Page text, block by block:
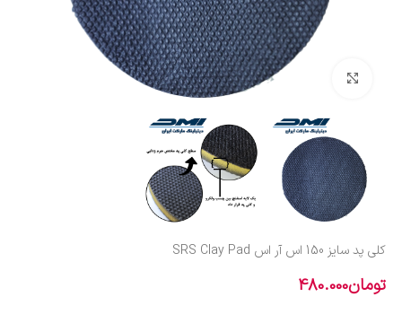
بزرگنمایی تصویر
کلی پد سایز 150 اس آر اس SRS Clay Pad
تومان480.000